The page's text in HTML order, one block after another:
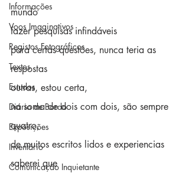
Informações
Voos Imaginativos
Registos Fotográficos
Textos
Estudos
Diário de Bordo
Exposições
Inventário
Comunicação Inquietante
mundo
fazer pesquisas infindáveis
para certas questões, nunca teria as
respostas
outras, estou certa,
na soma de dois com dois, são sempre
quatro,
de muitos escritos lidos e experiencias
saberei que